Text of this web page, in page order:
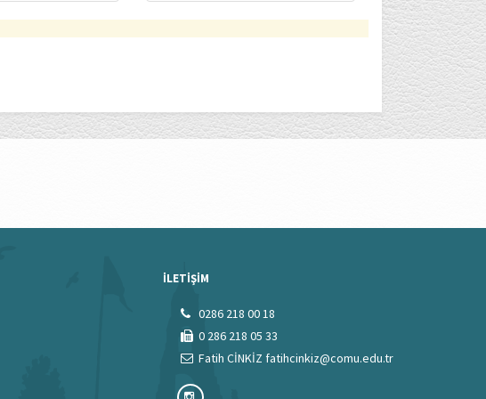
İLETİŞİM
0286 218 00 18
0 286 218 05 33
Fatih CİNKİZ fatihcinkiz@comu.edu.tr